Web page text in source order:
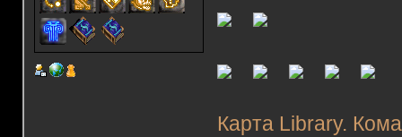
Карта Library.